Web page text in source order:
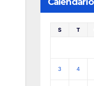
S T
3 4